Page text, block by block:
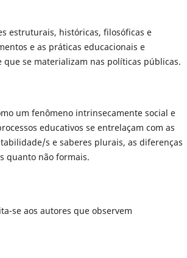
estruturais, históricas, filosóficas e
e as práticas educacionais e
se materializam nas políticas públicas.
um fenômeno intrinsecamente social e
educativos se entrelaçam com as
s e saberes plurais, as diferenças
quanto não formais.
se aos autores que observem